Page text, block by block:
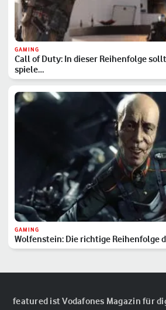
GAMING
Call of Duty: In dieser Reihenfolge
spiele…
GAMING
Wolfenstein: Die richtige Reihenfolge
featured ist Vodafones Magazin für